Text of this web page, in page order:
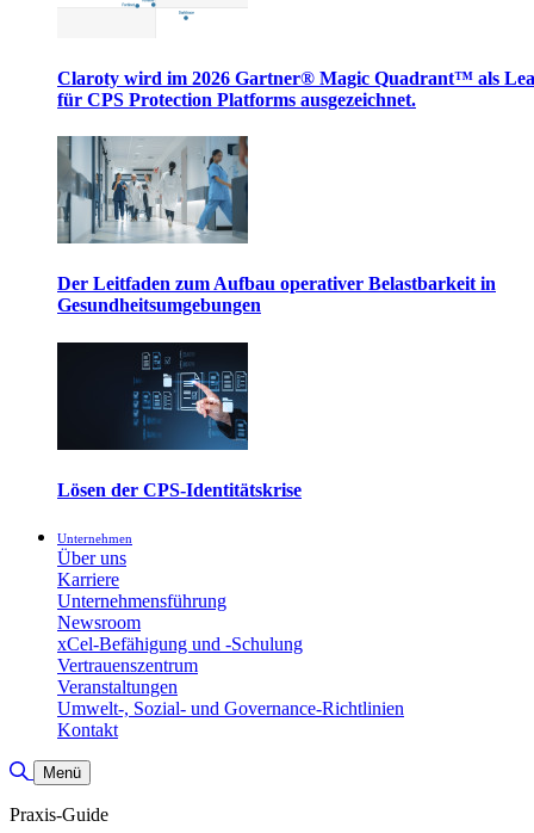
Claroty wird im 2026 Gartner® Magic Quadrant™ als
für CPS Protection Platforms ausgezeichnet.
Der Leitfaden zum Aufbau operativer Belastbarkeit in
Gesundheitsumgebungen
Lösen der CPS-Identitätskrise
Unternehmen
Über uns
Karriere
Unternehmensführung
Newsroom
xCel-Befähigung und -Schulung
Vertrauenszentrum
Veranstaltungen
Umwelt-, Sozial- und Governance-Richtlinien
Kontakt
Suche umschalten
Menü
Praxis-Guide